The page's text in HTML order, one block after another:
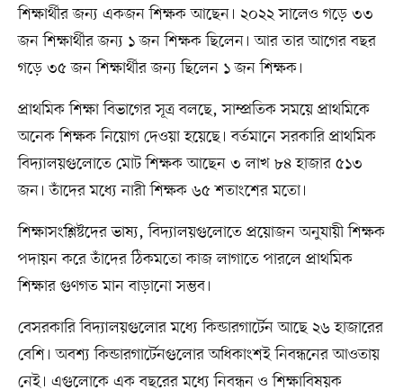
শিক্ষার্থীর জন্য একজন শিক্ষক আছেন। ২০২২ সালেও গড়ে ৩৩
জন শিক্ষার্থীর জন্য ১ জন শিক্ষক ছিলেন। আর তার আগের বছর
গড়ে ৩৫ জন শিক্ষার্থীর জন্য ছিলেন ১ জন শিক্ষক।
প্রাথমিক শিক্ষা বিভাগের সূত্র বলছে, সাম্প্রতিক সময়ে প্রাথমিকে
অনেক শিক্ষক নিয়োগ দেওয়া হয়েছে। বর্তমানে সরকারি প্রাথমিক
বিদ্যালয়গুলোতে মোট শিক্ষক আছেন ৩ লাখ ৮৪ হাজার ৫১৩
জন। তাঁদের মধ্যে নারী শিক্ষক ৬৫ শতাংশের মতো।
শিক্ষাসংশ্লিষ্টদের ভাষ্য, বিদ্যালয়গুলোতে প্রয়োজন অনুযায়ী শিক্ষক
পদায়ন করে তাঁদের ঠিকমতো কাজ লাগাতে পারলে প্রাথমিক
শিক্ষার গুণগত মান বাড়ানো সম্ভব।
বেসরকারি বিদ্যালয়গুলোর মধ্যে কিন্ডারগার্টেন আছে ২৬ হাজারের
বেশি। অবশ্য কিন্ডারগার্টেনগুলোর অধিকাংশই নিবন্ধনের আওতায়
নেই। এগুলোকে এক বছরের মধ্যে নিবন্ধন ও শিক্ষাবিষয়ক